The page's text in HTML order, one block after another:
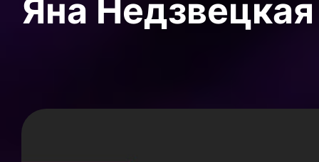
Яна Недзвецкая